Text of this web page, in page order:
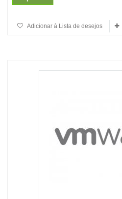
Adicionar à Lista de desejos